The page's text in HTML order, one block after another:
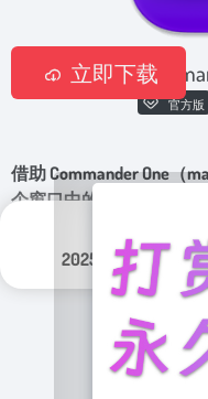
官方版
借助 Commander One（
个窗口中的文件之间导
2025年 10月 14日
立即下载